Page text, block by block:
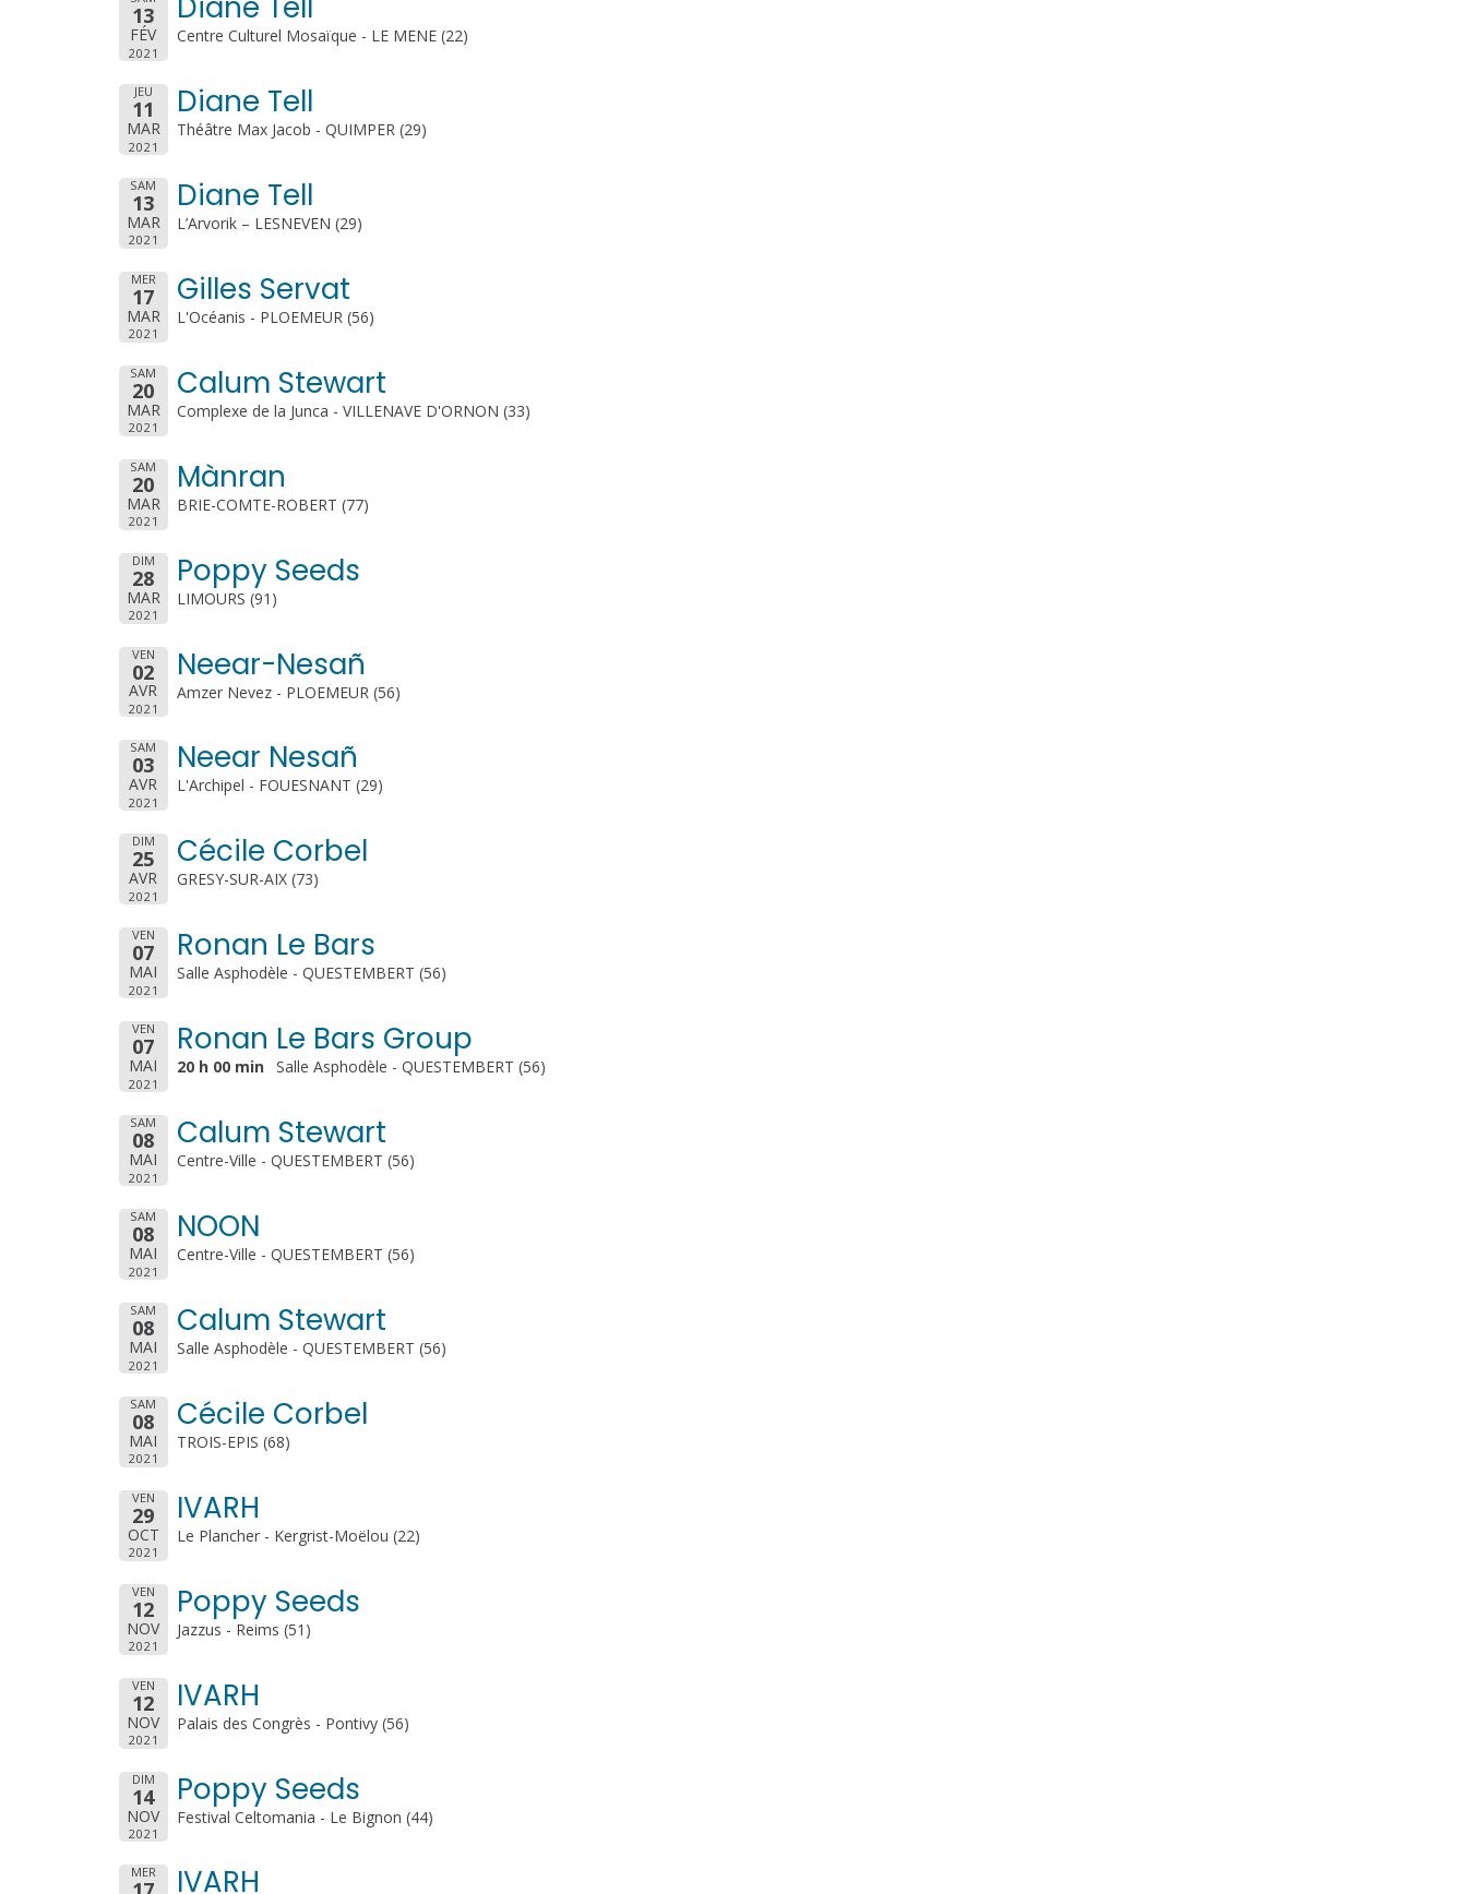
13
FÉV
2021
Centre Culturel Mosaïque - LE MENE (22)
JEU
11
MAR
2021
Diane Tell
Théâtre Max Jacob - QUIMPER (29)
SAM
13
MAR
2021
Diane Tell
L’Arvorik – LESNEVEN (29)
MER
17
MAR
2021
Gilles Servat
L'Océanis - PLOEMEUR (56)
SAM
20
MAR
2021
Calum Stewart
Complexe de la Junca - VILLENAVE D'ORNON (33)
SAM
20
MAR
2021
Mànran
BRIE-COMTE-ROBERT (77)
DIM
28
MAR
2021
Poppy Seeds
LIMOURS (91)
VEN
02
AVR
2021
Neear-Nesañ
Amzer Nevez - PLOEMEUR (56)
SAM
03
AVR
2021
Neear Nesañ
L'Archipel - FOUESNANT (29)
DIM
25
AVR
2021
Cécile Corbel
GRESY-SUR-AIX (73)
VEN
07
MAI
2021
Ronan Le Bars
Salle Asphodèle - QUESTEMBERT (56)
VEN
07
MAI
2021
Ronan Le Bars Group
20 h 00 min Salle Asphodèle - QUESTEMBERT (56)
SAM
08
MAI
2021
Calum Stewart
Centre-Ville - QUESTEMBERT (56)
SAM
08
MAI
2021
NOON
Centre-Ville - QUESTEMBERT (56)
SAM
08
MAI
2021
Calum Stewart
Salle Asphodèle - QUESTEMBERT (56)
SAM
08
MAI
2021
Cécile Corbel
TROIS-EPIS (68)
VEN
29
OCT
2021
IVARH
Le Plancher - Kergrist-Moëlou (22)
VEN
12
NOV
2021
Poppy Seeds
Jazzus - Reims (51)
VEN
12
NOV
2021
IVARH
Palais des Congrès - Pontivy (56)
DIM
14
NOV
2021
Poppy Seeds
Festival Celtomania - Le Bignon (44)
MER IVARH